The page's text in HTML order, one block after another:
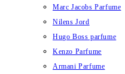
Marc Jacobs Parfume
Nilens Jord
Hugo Boss parfume
Kenzo Parfume
Armani Parfume